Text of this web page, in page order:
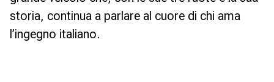
storia, continua a parlare al cuore di chi ama
l’ingegno italiano.